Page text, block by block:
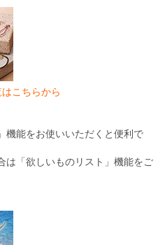
こちらから
機能をお使いいただくと便利で
は「欲しいものリスト」機能をご